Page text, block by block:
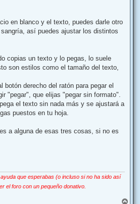
en blanco y el texto, puedes darle otro
así puedes ajustar los distintos
copias un texto y lo pegas, lo suele
son estilos como el tamaño del texto,
botón derecho del ratón para pegar el
"pegar", que elijas "pegar sin formato".
el texto sin nada más y se ajustará a
puestos en tu hoja.
a alguna de esas tres cosas, si no es
que esperabas (o incluso si no ha sido así
el foro con un pequeño donativo.